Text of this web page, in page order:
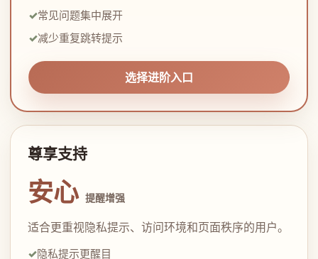
常见问题集中展开
减少重复跳转提示
选择进阶入口
尊享支持
安心 提醒增强
适合更重视隐私提示、访问环境和页面秩序的用户。
隐私提示更醒目